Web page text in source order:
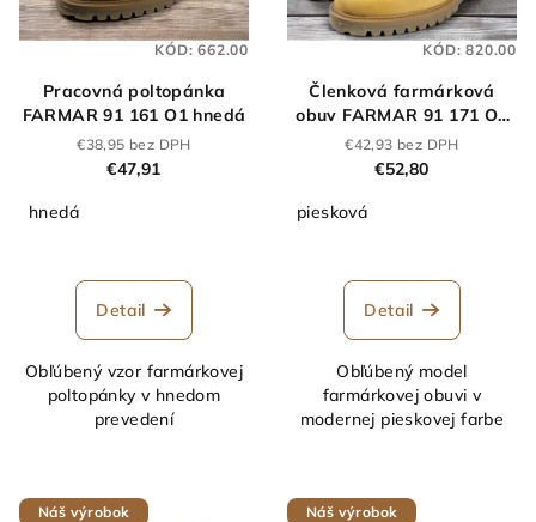
Pracovná poltopánka
FARMAR 91 161 O1 hnedá
€38,95 bez DPH
€47,91
hnedá
Detail
Obľúbený vzor farmárkovej
poltopánky v hnedom
prevedení
KÓD:662.00
Členková farmárková
obuv FARMAR 91 171 O1
piesková
€42,93 bez DPH
€52,80
piesková
Detail
Obľúbený model
farmárkovej obuvi v
modernej pieskovej farbe
KÓD:820.00
Náš výrobok
Náš výrobok